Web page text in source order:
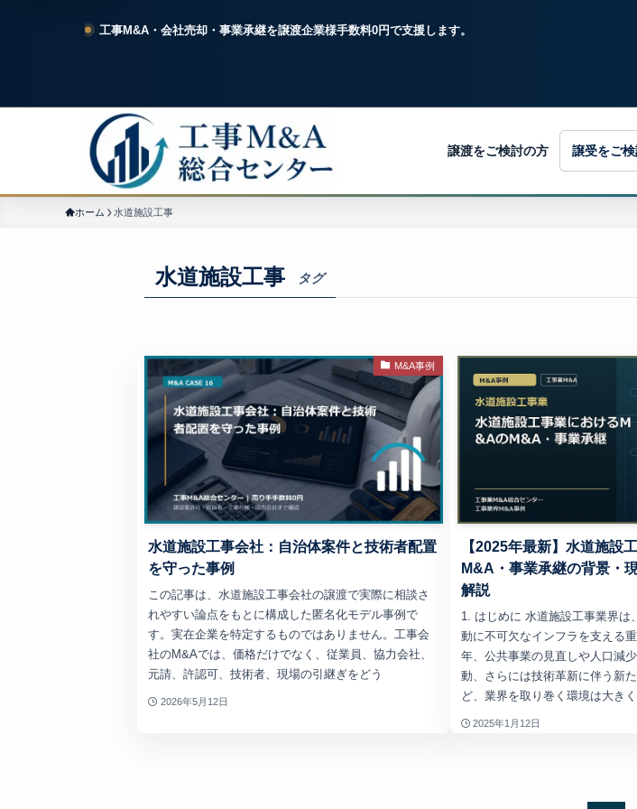
工事M&A・会社売却・事業承継を譲渡企業様手数料0円で支援します。
譲渡をご検討の方 譲受をご
ホーム 水道施設工事
水道施設工事 タグ
M&A事例
水道施設工事会社：自治体案件と技術者配置
を守った事例
この記事は、水道施設工事会社の譲渡で実際に相談さ
れやすい論点をもとに構成した匿名化モデル事例で
す。実在企業を特定するものではありません。工事会
社のM&Aでは、価格だけでなく、従業員、協力会社、
元請、許認可、技術者、現場の引継ぎをどう
2026年5月12日
【2025年最新】水道施設
M&A・事業承継の背景・
解説
1. はじめに 水道施設工事業界は
動に不可欠なインフラを支える
年、公共事業の見直しや人口減
動、さらには技術革新に伴う新
ど、業界を取り巻く環境は大き
2025年1月12日